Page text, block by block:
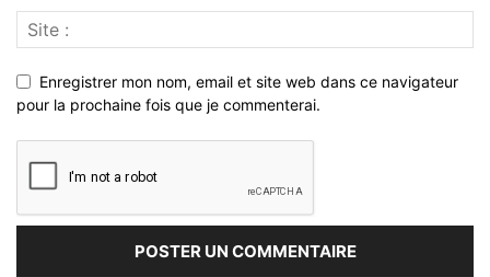
Enregistrer mon nom, email et site web dans ce navigateur
pour la prochaine fois que je commenterai.